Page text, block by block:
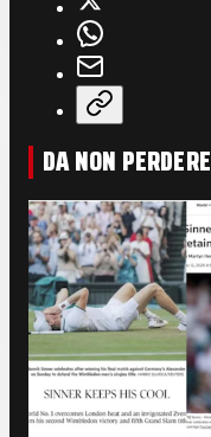
DA NON PERDERE